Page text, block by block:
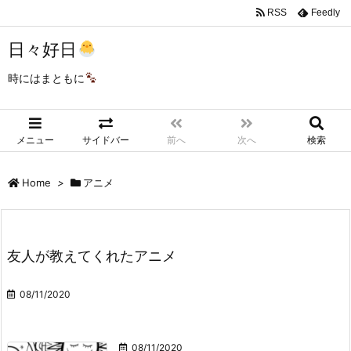
日々好日
時にはまともに
メニュー サイドバー 前へ 次へ 検索
RSS Feedly
Home > アニメ
友人が教えてくれたアニメ
08/11/2020
08/11/2020